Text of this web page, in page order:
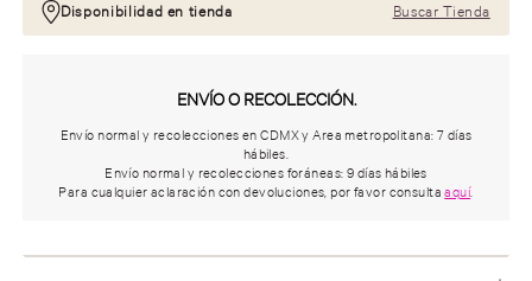
Disponibilidad en tienda Buscar Tienda
ENVÍO O RECOLECCIÓN.
Envío normal y recolecciones en CDMX y Area metropolitana: 7 días
hábiles.
Envío normal y recolecciones foráneas: 9 días hábiles
Para cualquier aclaración con devoluciones, por favor consultaaquí.